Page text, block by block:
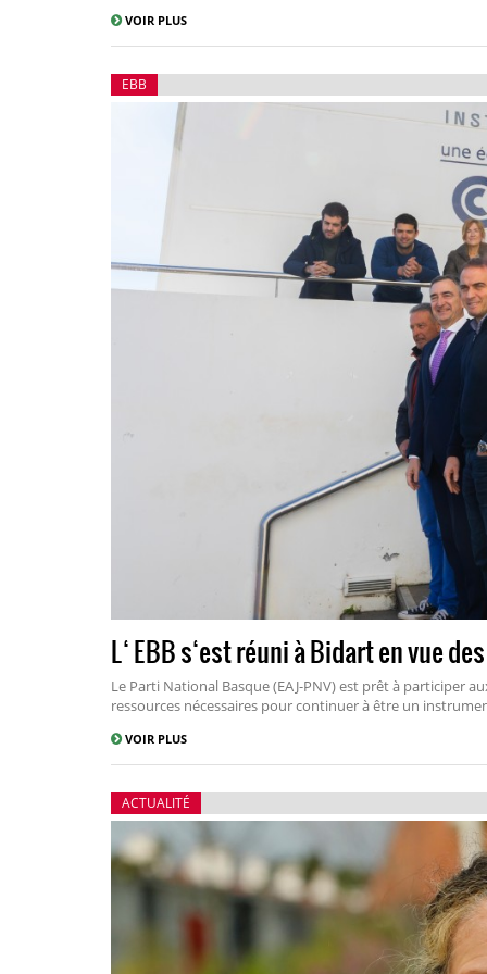
VOIR PLUS
EBB
L‘ EBB s‘est réuni à Bidart en vue
Le Parti National Basque (EAJ-PNV) est prêt à participer
ressources nécessaires pour continuer à être un
VOIR PLUS
ACTUALITÉ